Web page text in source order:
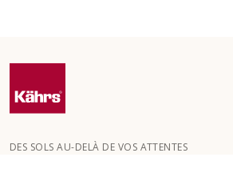
DES SOLS AU-DELÀ DE VOS ATTENTES